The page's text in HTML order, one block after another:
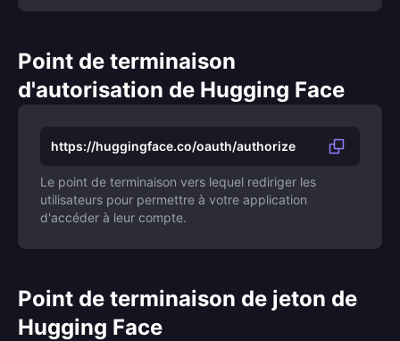
Point de terminaison
d'autorisation de Hugging Face
https://huggingface.co/oauth/authorize
Le point de terminaison vers lequel rediriger les
utilisateurs pour permettre à votre application
d'accéder à leur compte.
Point de terminaison de jeton de
Hugging Face